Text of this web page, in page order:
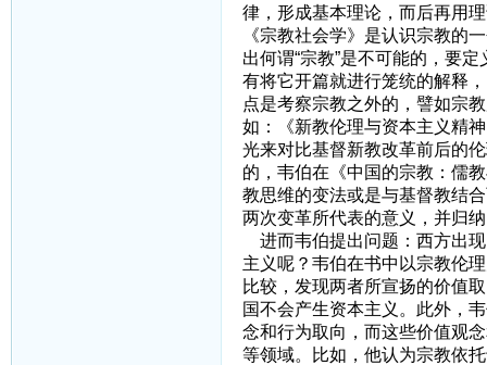
律，形成基本理论，而后再用
《宗教社会学》是认识宗教的
出何谓“宗教”是不可能的，要
有将它开篇就进行笼统的解释
点是考察宗教之外的，譬如宗
如：《新教伦理与资本主义精
光来对比基督新教改革前后的
的，韦伯在《中国的宗教：儒
教思维的变法或是与基督教结
两次变革所代表的意义，并归
进而韦伯提出问题：西方出
主义呢？韦伯在书中以宗教伦
比较，发现两者所宣扬的价值
国不会产生资本主义。此外，
念和行为取向，而这些价值观
等领域。比如，他认为宗教依